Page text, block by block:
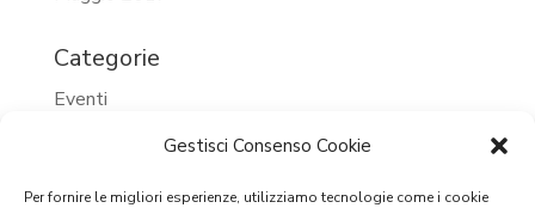
Gestisci Consenso Cookie
Per fornire le migliori esperienze, utilizziamo tecnologie come i cookie
Categorie
Eventi
Eventi 2024